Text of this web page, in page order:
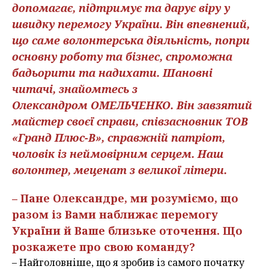
допомагає, підтримує та дарує віру у
швидку перемогу України. Він впевнений,
що саме волонтерська діяльність, попри
основну роботу та бізнес, спроможна
бадьорити та надихати. Шановні
читачі, знайомтесь з
Олександром ОМЕЛЬЧЕНКО. Він завзятий
майстер своєї справи, співзасновник ТОВ
«Гранд Плюс-В», справжній патріот,
чоловік із неймовірним серцем. Наш
волонтер, меценат з великої літери.
– Пане Олександре, ми розуміємо, що
разом із Вами наближає перемогу
України й Ваше близьке оточення. Що
розкажете про свою команду?
– Найголовніше, що я зробив із самого початку